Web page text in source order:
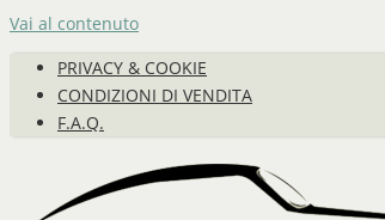
Vai al contenuto
PRIVACY & COOKIE
CONDIZIONI DI VENDITA
F.A.Q.